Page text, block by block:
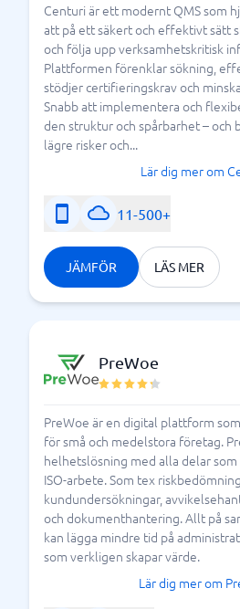
Centuri är ett modernt QMS som
att på ett säkert och effektivt sätt
och följa upp verksamhetskritisk
Plattformen förenklar sökning,
stödjer certifieringskrav och
Snabb att implementera och
den struktur och spårbarhet –
lägre risker och...
Lär dig mer om
11-500+
JÄMFÖR LÄS MER
PreWoe
PreWoe är en digital plattform
för små och medelstora företag.
helhetslösning med alla delar
ISO-arbete. Som tex
kundundersökningar,
och dokumenthantering. Allt på
kan lägga mindre tid på
som verkligen skapar värde.
Lär dig mer om